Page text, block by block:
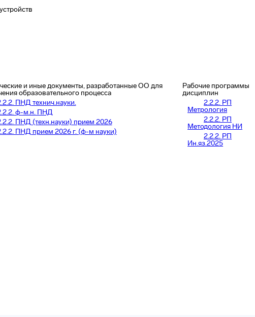
и иные документы, разработанные ОО для
образовательного процесса
ПНД технич.науки.
ф-м.н. ПНД
ПНД (техн.науки) прием 2026
ПНД прием 2026 г. (ф-м науки)
Рабочие программы
дисциплин
2.2.2. РП
Метрология
2.2.2. РП
Методология НИ
2.2.2. РП
Ин.яз.2025